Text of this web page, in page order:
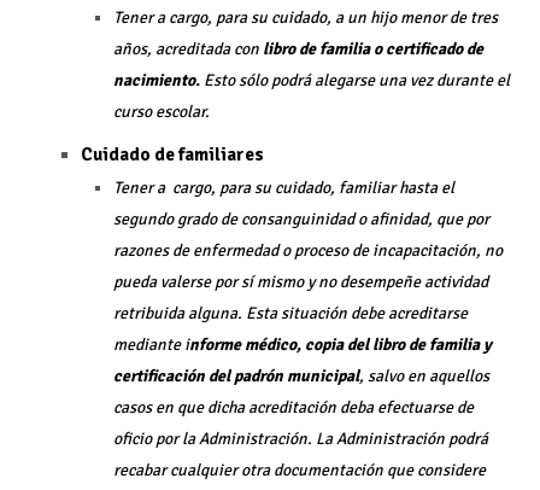
Tener a cargo, para su cuidado, a un hijo menor de tres
años, acreditada con libro de familia o certificado de
nacimiento. Esto sólo podrá alegarse una vez durante el
curso escolar.
Cuidado de familiares
Tener a cargo, para su cuidado, familiar hasta el
segundo grado de consanguinidad o afinidad, que por
razones de enfermedad o proceso de incapacitación, no
pueda valerse por sí mismo y no desempeñe actividad
retribuida alguna. Esta situación debe acreditarse
mediante informe médico, copia del libro de familia y
certificación del padrón municipal, salvo en aquellos
casos en que dicha acreditación deba efectuarse de
oficio por la Administración. La Administración podrá
recabar cualquier otra documentación que considere